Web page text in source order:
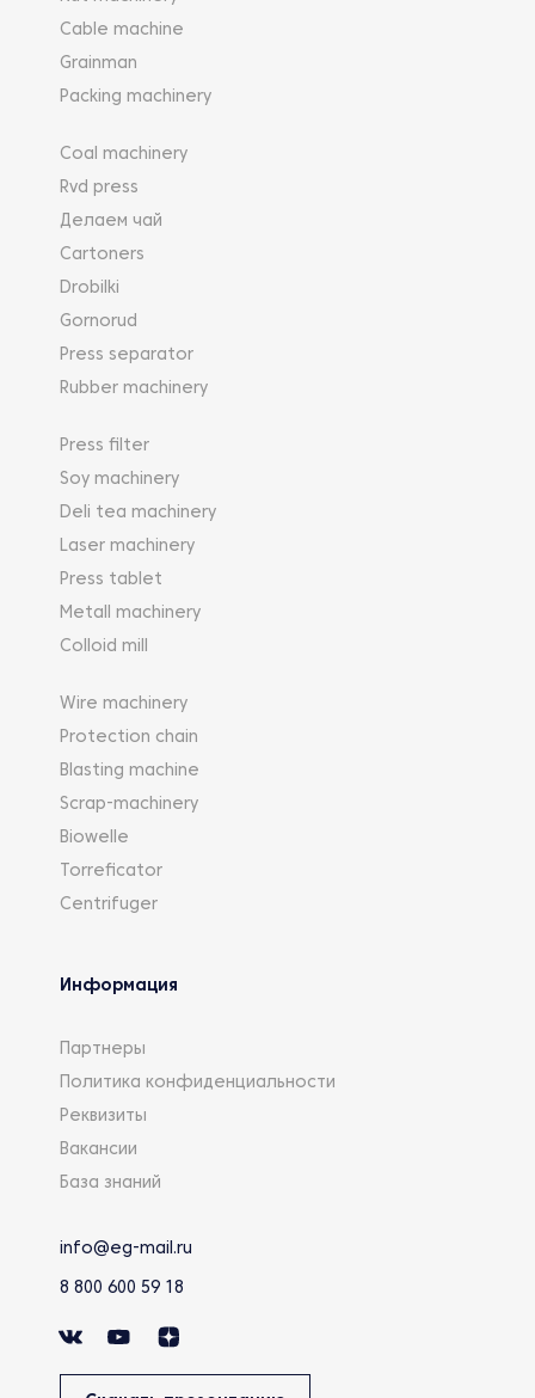
Cable machine
Grainman
Packing machinery
Coal machinery
Rvd press
Делаем чай
Cartoners
Drobilki
Gornorud
Press separator
Rubber machinery
Press filter
Soy machinery
Deli tea machinery
Laser machinery
Press tablet
Metall machinery
Colloid mill
Wire machinery
Protection chain
Blasting machine
Scrap-machinery
Biowelle
Torreficator
Centrifuger
Информация
Партнеры
Политика конфиденциальности
Реквизиты
Вакансии
База знаний
info@eg-mail.ru
8 800 600 59 18